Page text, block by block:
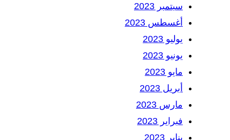
سبتمبر 2023
أغسطس 2023
يوليو 2023
يونيو 2023
مايو 2023
أبريل 2023
مارس 2023
فبراير 2023
يناير 2023